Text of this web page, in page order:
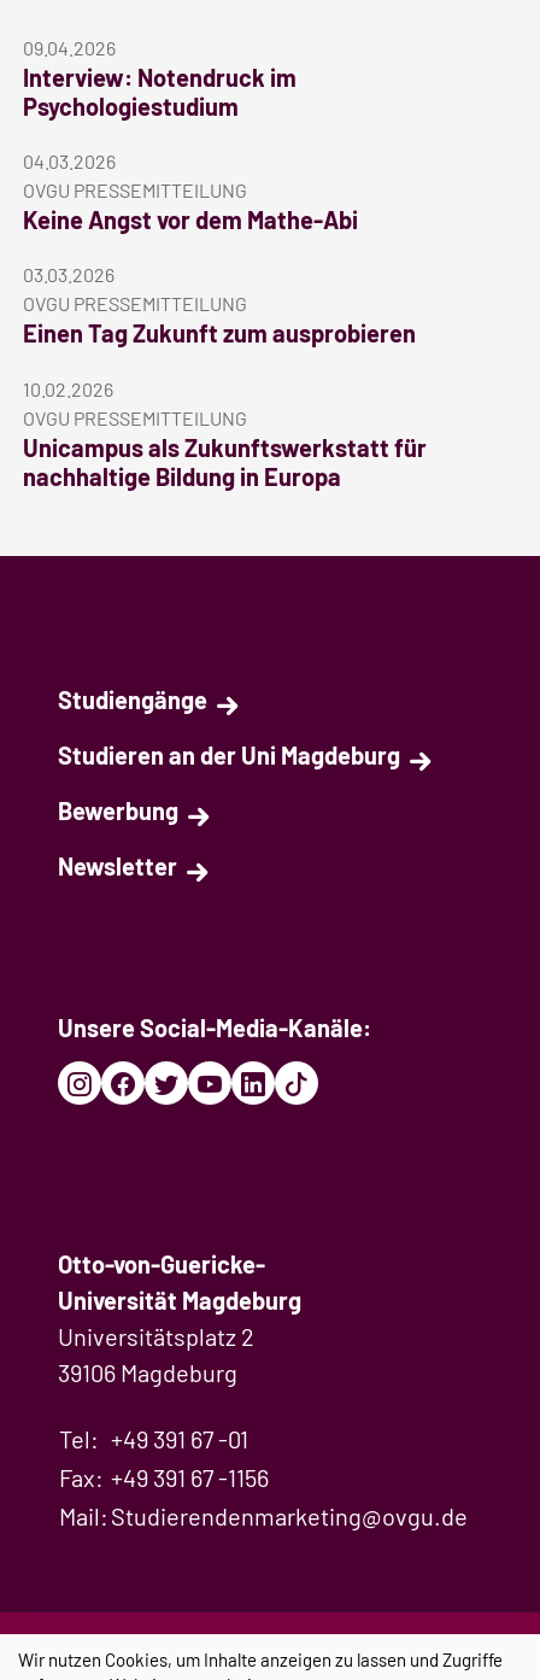
09.04.2026
Interview: Notendruck im
Psychologiestudium
04.03.2026
OVGU PRESSEMITTEILUNG
Keine Angst vor dem Mathe-Abi
03.03.2026
OVGU PRESSEMITTEILUNG
Einen Tag Zukunft zum ausprobieren
10.02.2026
OVGU PRESSEMITTEILUNG
Unicampus als Zukunftswerkstatt für
nachhaltige Bildung in Europa
Studiengänge
Studieren an der Uni Magdeburg
Bewerbung
Newsletter
Unsere Social-Media-Kanäle:
Otto-von-Guericke-
Universität Magdeburg
Universitätsplatz 2
39106 Magdeburg
Tel: +49 391 67 -01
Fax: +49 391 67 -1156
Mail: Studierendenmarketing@ovgu.de
Impressum Datenschutz
Cookie-
Einstellungen
Wir nutzen Cookies, um Inhalte anzeigen zu lassen und Zugriffe